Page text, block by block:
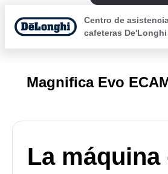
Centro de
cafeteras De'Longhi
Magnifica Evo
La máquina